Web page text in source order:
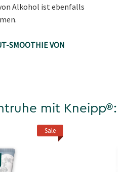
Alkohol ist ebenfalls
SMOOTHIE VON
mit Kneipp®:
Sale